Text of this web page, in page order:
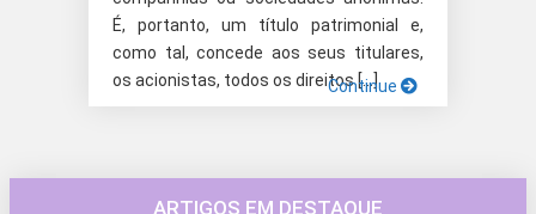
É, portanto, um título patrimonial e,
como tal, concede aos seus titulares,
os acionistas, todos os direitos […]
Continue
ARTIGOS EM DESTAQUE